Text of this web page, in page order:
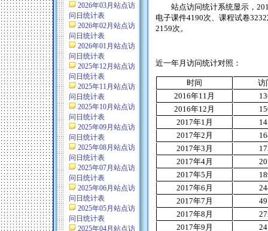
2026年03月站点访
问日统计表
2026年02月站点访
问日统计表
2026年01月站点访
问日统计表
2025年12月站点访
问日统计表
2025年11月站点访
问日统计表
2025年10月站点访
问日统计表
2025年09月站点访
问日统计表
2025年08月站点访
问日统计表
2025年07月站点访
问日统计表
2025年06月站点访
问日统计表
2025年05月站点访
问日统计表
2025年04月站点访
站点访问统计系统显示，
电子课件4190次、课程试卷3232
2159次。
近一年月访问统计对照：
时间
访
2016年11 月
2016年12 月
2017年1 月
2017年2 月
2017年3 月
2017年4月
2017年5 月
2017年6 月
2017年7 月
2017年8 月
2017年9月